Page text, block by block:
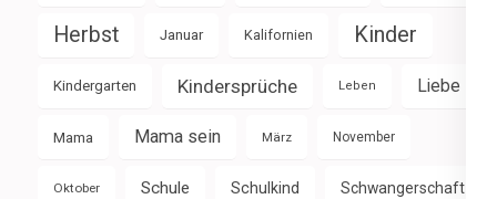
Herbst Januar Kalifornien Kinder
Kindergarten Kindersprüche Leben Liebe
Mama Mama sein März November
Oktober Schule Schulkind Schwangerschaft